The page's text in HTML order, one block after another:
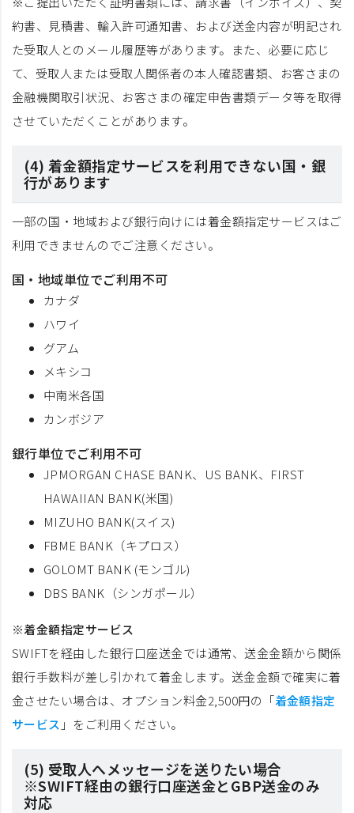
約書、見積書、輸入許可通知書、および送金内容が明記され
た受取人とのメール履歴等があります。また、必要に応じ
て、受取人または受取人関係者の本人確認書類、お客さまの
金融機関取引状況、お客さまの確定申告書類データ等を取得
させていただくことがあります。
(4) 着金額指定サービスを利用できない国・銀
行があります
一部の国・地域および銀行向けには着金額指定サービスはご
利用できませんのでご注意ください。
国・地域単位でご利用不可
カナダ
ハワイ
グアム
メキシコ
中南米各国
カンボジア
銀行単位でご利用不可
JPMORGAN CHASE BANK、US BANK、FIRST
HAWAIIAN BANK(米国)
MIZUHO BANK(スイス)
FBME BANK（キプロス）
GOLOMT BANK (モンゴル)
DBS BANK（シンガポール）
※着金額指定サービス
SWIFTを経由した銀行口座送金では通常、送金金額から関係
銀行手数料が差し引かれて着金します。送金金額で確実に着
金させたい場合は、オプション料金2,500円の「着金額指定
サービス 」をご利用ください。
(5) 受取人へメッセージを送りたい場合
※SWIFT経由の銀行口座送金とGBP送金のみ
対応